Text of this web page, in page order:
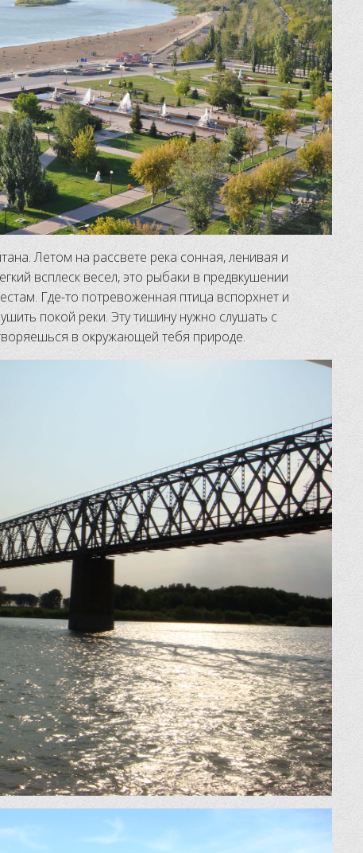
Летом на рассвете река сонная, ленивая и
всплеск весел, это рыбаки в предвкушении
Где-то потревоженная птица вспорхнет и
покой реки. Эту тишину нужно слушать с
в окружающей тебя природе.